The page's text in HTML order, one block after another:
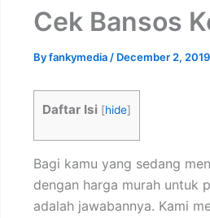
Cek Bansos
Byfankymedia / December 2, 2019
Daftar Isi [hide]
Bagi kamu yang sedang
dengan harga murah untuk
adalah jawabannya. Kami